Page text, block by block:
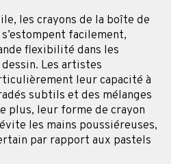
les crayons de la boîte de
facilement,
flexibilité dans les
Les artistes
leur capacité à
subtils et des mélanges
plus, leur forme de crayon
les mains poussiéreuses,
par rapport aux pastels